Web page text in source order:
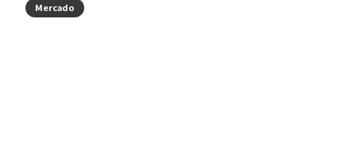
Mercado